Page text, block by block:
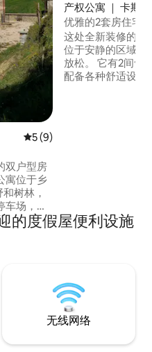
平均评分 5 分（满分 5 分）
5 (9)
双户型房
树林，
马涅里维
，距离
）
2.8公
产权公寓 ｜ 卡斯
太阳土地
优雅的2套房住宅
这处全新装修的房
位于安静的区域，
放松。 它有2间舒
配备各种舒适设施
的度假屋便利设施
无线网络